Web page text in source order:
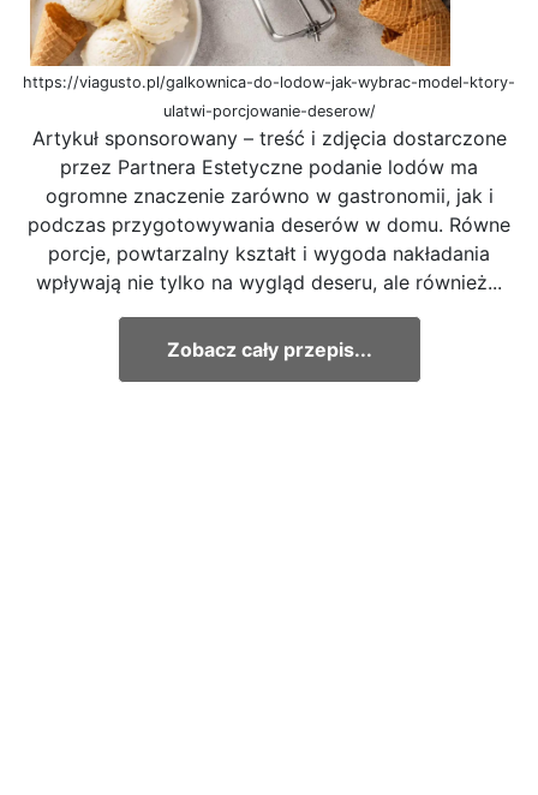
https://viagusto.pl/galkownica-do-lodow-jak-wybrac-model-ktory-
ulatwi-porcjowanie-deserow/
Artykuł sponsorowany – treść i zdjęcia dostarczone
przez Partnera Estetyczne podanie lodów ma
ogromne znaczenie zarówno w gastronomii, jak i
podczas przygotowywania deserów w domu. Równe
porcje, powtarzalny kształt i wygoda nakładania
wpływają nie tylko na wygląd deseru, ale również...
Zobacz cały przepis...